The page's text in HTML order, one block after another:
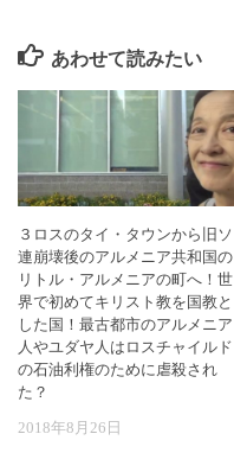
あわせて読みたい
３ロスのタイ・タウンから旧ソ
連崩壊後のアルメニア共和国の
リトル・アルメニアの町へ！世
界で初めてキリスト教を国教と
した国！最古都市のアルメニア
人やユダヤ人はロスチャイルド
の石油利権のために虐殺され
た？
2018年8月26日